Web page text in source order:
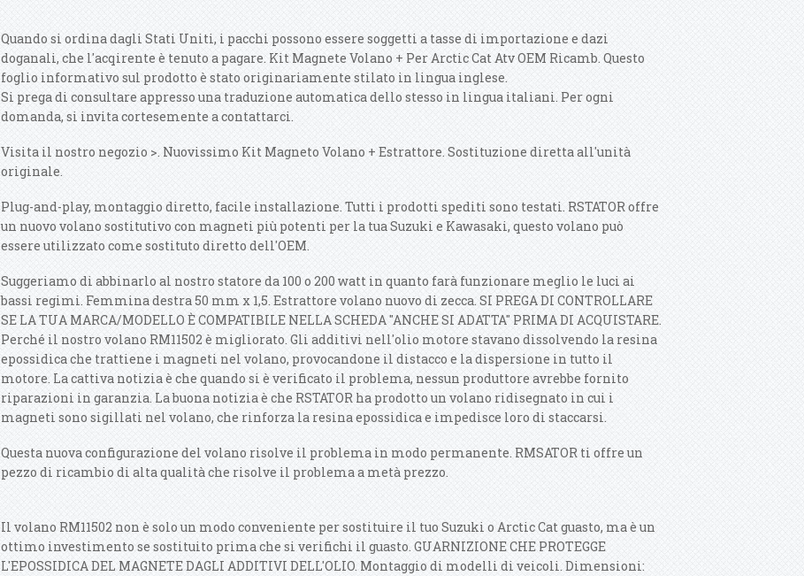
Quando si ordina dagli Stati Uniti, i pacchi possono essere soggetti a tasse di importazione e dazi
doganali, che l'acqirente è tenuto a pagare. Kit Magnete Volano + Per Arctic Cat Atv OEM Ricamb. Questo
foglio informativo sul prodotto è stato originariamente stilato in lingua inglese.
Si prega di consultare appresso una traduzione automatica dello stesso in lingua italiani. Per ogni
domanda, si invita cortesemente a contattarci.
Visita il nostro negozio >. Nuovissimo Kit Magneto Volano + Estrattore. Sostituzione diretta all'unità
originale.
Plug-and-play, montaggio diretto, facile installazione. Tutti i prodotti spediti sono testati. RSTATOR offre
un nuovo volano sostitutivo con magneti più potenti per la tua Suzuki e Kawasaki, questo volano può
essere utilizzato come sostituto diretto dell'OEM.
Suggeriamo di abbinarlo al nostro statore da 100 o 200 watt in quanto farà funzionare meglio le luci ai
bassi regimi. Femmina destra 50 mm x 1,5. Estrattore volano nuovo di zecca. SI PREGA DI CONTROLLARE
SE LA TUA MARCA/MODELLO È COMPATIBILE NELLA SCHEDA "ANCHE SI ADATTA" PRIMA DI ACQUISTARE.
Perché il nostro volano RM11502 è migliorato. Gli additivi nell'olio motore stavano dissolvendo la resina
epossidica che trattiene i magneti nel volano, provocandone il distacco e la dispersione in tutto il
motore. La cattiva notizia è che quando si è verificato il problema, nessun produttore avrebbe fornito
riparazioni in garanzia. La buona notizia è che RSTATOR ha prodotto un volano ridisegnato in cui i
magneti sono sigillati nel volano, che rinforza la resina epossidica e impedisce loro di staccarsi.
Questa nuova configurazione del volano risolve il problema in modo permanente. RMSATOR ti offre un
pezzo di ricambio di alta qualità che risolve il problema a metà prezzo.
Il volano RM11502 non è solo un modo conveniente per sostituire il tuo Suzuki o Arctic Cat guasto, ma è un
ottimo investimento se sostituito prima che si verifichi il guasto. GUARNIZIONE CHE PROTEGGE
L'EPOSSIDICA DEL MAGNETE DAGLI ADDITIVI DELL'OLIO. Montaggio di modelli di veicoli. Dimensioni: